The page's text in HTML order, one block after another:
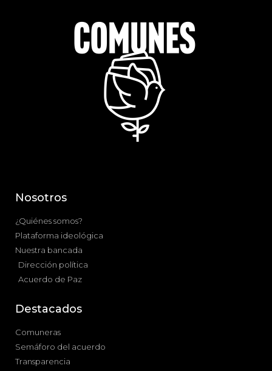
Nosotros
¿Quiénes somos?
Plataforma ideológica
Nuestra bancada
Dirección política
Acuerdo de Paz
Destacados
Comuneras
Semáforo del acuerdo
Transparencia